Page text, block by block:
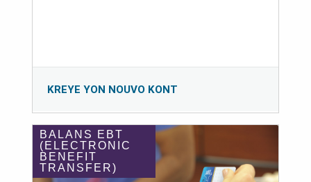
KREYE YON NOUVO KONT
BALANS EBT
(ELECTRONIC
BENEFIT
TRANSFER)